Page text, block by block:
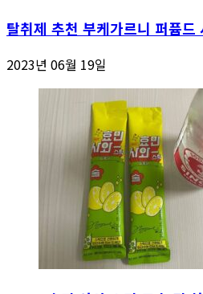
탈취제 추천 부케가르니 퍼퓸드
2023년 06월 19일